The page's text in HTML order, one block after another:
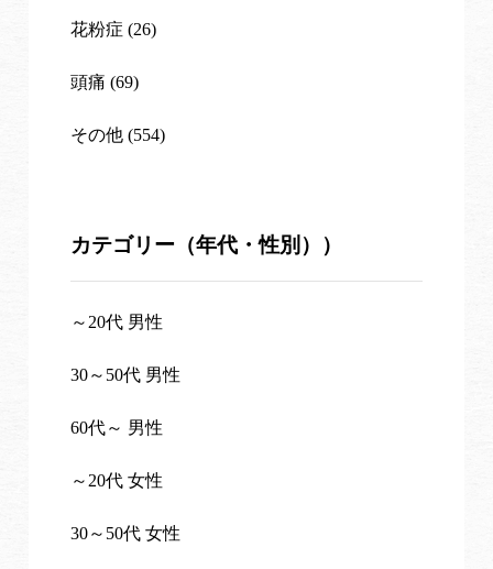
花粉症 (26)
頭痛 (69)
その他 (554)
カテゴリー（年代・性別））
～20代 男性
30～50代 男性
60代～ 男性
～20代 女性
30～50代 女性